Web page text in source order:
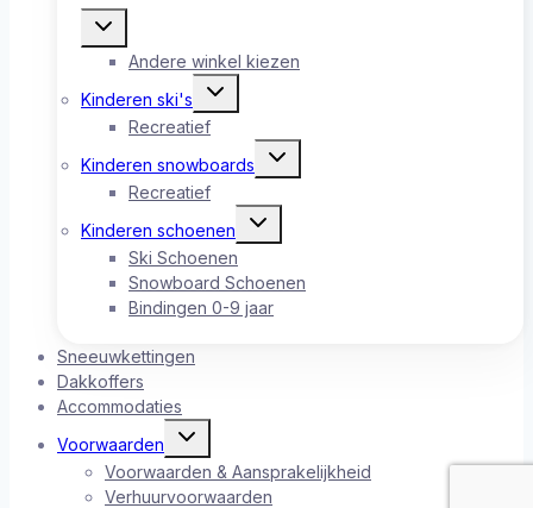
Toggle
submenu
Andere winkel kiezen
Kinderen ski's
Toggle
submenu
Recreatief
Kinderen snowboards
Toggle
submenu
Recreatief
Kinderen schoenen
Toggle
submenu
Ski Schoenen
Snowboard Schoenen
Bindingen 0-9 jaar
Sneeuwkettingen
Dakkoffers
Accommodaties
Voorwaarden
Toggle
submenu
Voorwaarden & Aansprakelijkheid
Verhuurvoorwaarden